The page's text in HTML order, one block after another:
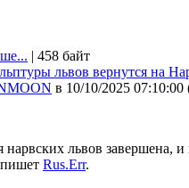
| 458 байт
львов вернутся на
в 10/10/2025 07:10:00
нарвских львов завершена,
Rus.Err.